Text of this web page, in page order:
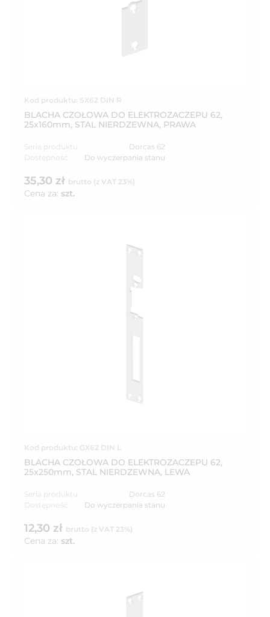
Kod produktu: SX62 DIN R
BLACHA CZOŁOWA DO ELEKTROZACZEPU 62,
25x160mm, STAL NIERDZEWNA, PRAWA
Seria produktu:
Dorcas 62
Dostępność:
Do wyczerpania stanu
35,30 zł brutto (z VAT 23%)
Cena za: szt.
Kod produktu: GX62 DIN L
BLACHA CZOŁOWA DO ELEKTROZACZEPU 62,
25x250mm, STAL NIERDZEWNA, LEWA
Seria produktu:
Dorcas 62
Dostępność:
Do wyczerpania stanu
12,30 zł brutto (z VAT 23%)
Cena za: szt.